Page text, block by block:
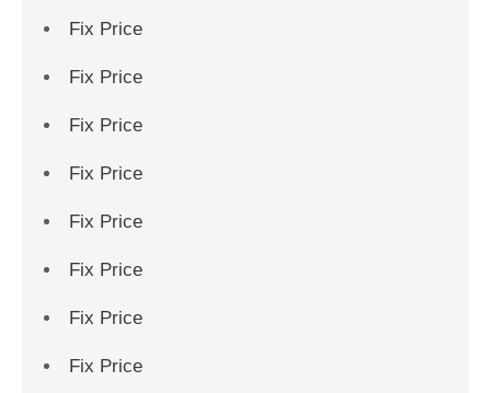
Fix Price
Fix Price
Fix Price
Fix Price
Fix Price
Fix Price
Fix Price
Fix Price